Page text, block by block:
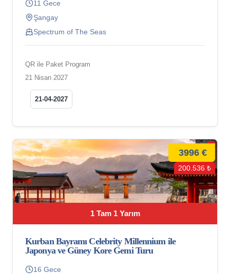
11 Gece
Şangay
Spectrum of The Seas
QR ile Paket Program
21 Nisan 2027
21-04-2027
1 Tam 1 Yarım
3996 €
200.536 ₺
Kurban Bayramı Celebrity Millennium ile
Japonya ve Güney Kore Gemi Turu
16 Gece